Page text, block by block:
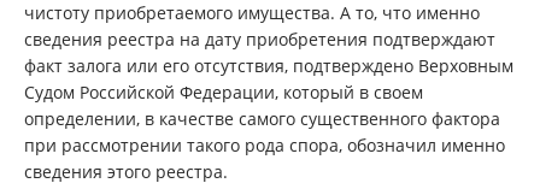
чистоту приобретаемого имущества. А то, что именно
сведения реестра на дату приобретения подтверждают
факт залога или его отсутствия, подтверждено Верховным
Судом Российской Федерации, который в своем
определении, в качестве самого существенного фактора
при рассмотрении такого рода спора, обозначил именно
сведения этого реестра.